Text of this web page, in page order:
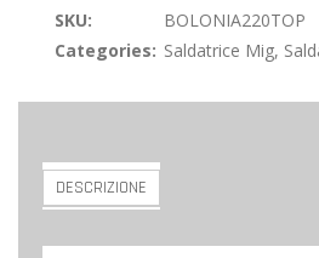
SKU:
BOLONIA220TOP
Categories: Saldatrice Mig,
DESCRIZIONE